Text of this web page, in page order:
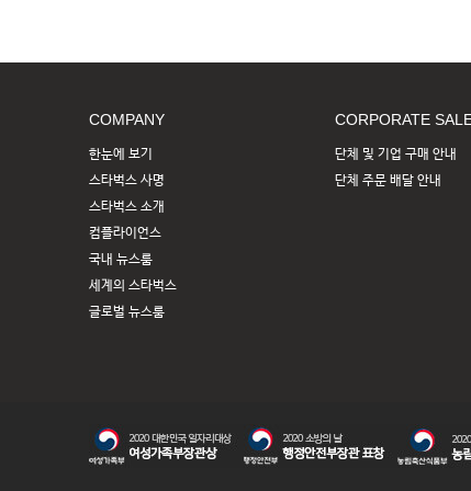
COMPANY
한눈에 보기
스타벅스 사명
스타벅스 소개
컴플라이언스
국내 뉴스룸
세계의 스타벅스
글로벌 뉴스룸
CORPORATE
단체 및 기업 구매 안내
단체 주문 배달 안내